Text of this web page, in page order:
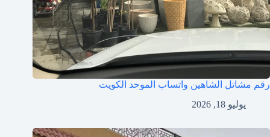
رقم مشاتل الشاهين واتساب الموحد الكويت
يوليو 18, 2026